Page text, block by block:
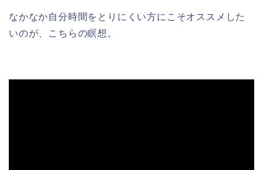
なかなか自分時間をとりにくい方にこそオススメした
いのが、こちらの瞑想。